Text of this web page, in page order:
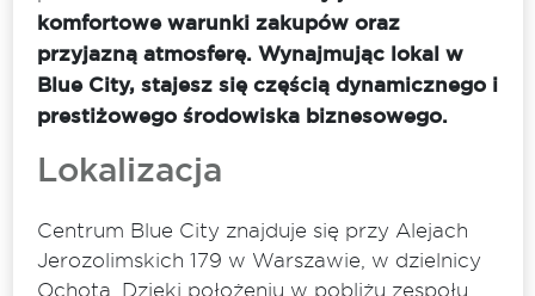
komfortowe warunki zakupów oraz
przyjazną atmosferę. Wynajmując lokal w
Blue City, stajesz się częścią dynamicznego i
prestiżowego środowiska biznesowego.
Lokalizacja
Centrum Blue City znajduje się przy Alejach
Jerozolimskich 179 w Warszawie, w dzielnicy
Ochota. Dzięki położeniu w pobliżu zespołu